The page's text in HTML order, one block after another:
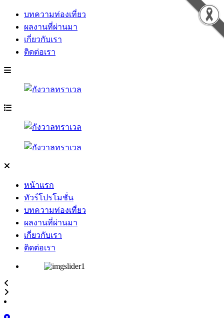
บทความท่องเที่ยว
ผลงานที่ผ่านมา
เกี่ยวกับเรา
ติดต่อเรา
หน้าแรก
ทัวร์โปรโมชั่น
บทความท่องเที่ยว
ผลงานที่ผ่านมา
เกี่ยวกับเรา
ติดต่อเรา